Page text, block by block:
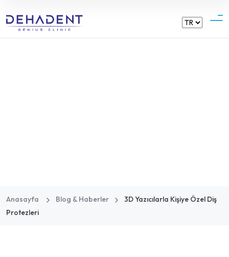
Anasayfa Blog & Haberler
3D Yazıcılarla Kişiye Özel Diş
Protezleri